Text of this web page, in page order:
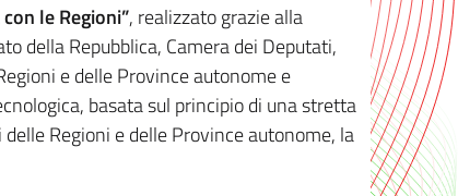
le Regioni”, realizzato grazie alla
della Repubblica, Camera dei Deputati,
e delle Province autonome e
basata sul principio di una stretta
Regioni e delle Province autonome, la